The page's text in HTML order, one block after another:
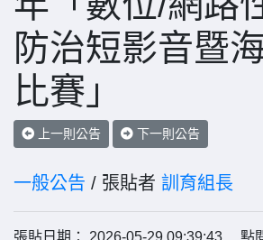
防治短影音暨
比賽」
上一則公告 下一則公告
一般公告 / 張貼者 訓育組長
張貼日期： 2026-05-29 09:39:43 點